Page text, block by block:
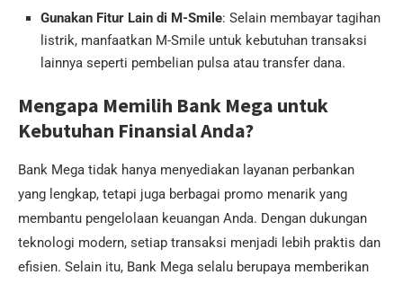
Gunakan Fitur Lain di M-Smile: Selain membayar tagihan
listrik, manfaatkan M-Smile untuk kebutuhan transaksi
lainnya seperti pembelian pulsa atau transfer dana.
Mengapa Memilih Bank Mega untuk
Kebutuhan Finansial Anda?
Bank Mega tidak hanya menyediakan layanan perbankan
yang lengkap, tetapi juga berbagai promo menarik yang
membantu pengelolaan keuangan Anda. Dengan dukungan
teknologi modern, setiap transaksi menjadi lebih praktis dan
efisien. Selain itu, Bank Mega selalu berupaya memberikan